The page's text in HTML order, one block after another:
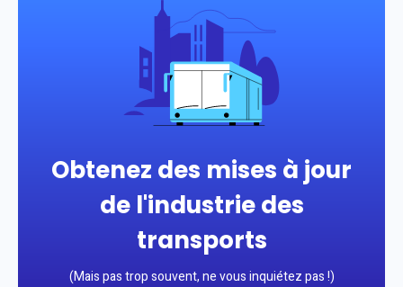
Obtenez des mises à jour
de l'industrie des
transports
(Mais pas trop souvent, ne vous inquiétez pas !)